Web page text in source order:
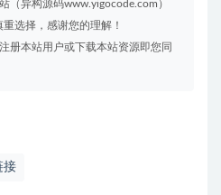
（异构源码www.yigocode.com）
选择，感谢您的理解！
册本站用户或下载本站资源即您同
接